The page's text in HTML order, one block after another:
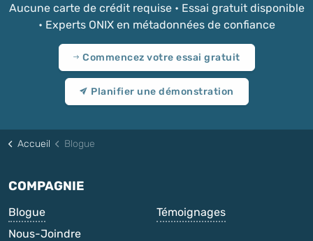
Aucune carte de crédit requise • Essai gratuit disponible
• Experts ONIX en métadonnées de confiance
Commencez votre essai gratuit
Planifier une démonstration
Accueil Blogue
COMPAGNIE
Blogue
Témoignages
Nous-Joindre